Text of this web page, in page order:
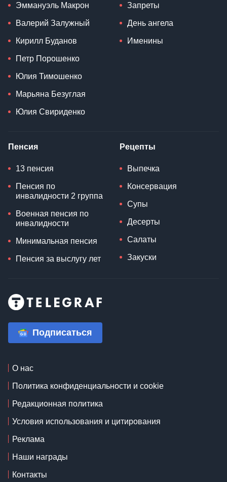
Эммануэль Макрон
Валерий Залужный
Кирилл Буданов
Петр Порошенко
Юлия Тимошенко
Марьяна Безуглая
Юлия Свириденко
Запреты
День ангела
Именины
Пенсия
13 пенсия
Пенсия по
инвалидности 2 группа
Военная пенсия по
инвалидности
Минимальная пенсия
Пенсия за выслугу лет
Рецепты
Выпечка
Консервация
Супы
Десерты
Салаты
Закуски
Подписаться
О нас
Политика конфиденциальности и cookie
Редакционная политика
Условия использования и цитирования
Реклама
Наши награды
Контакты